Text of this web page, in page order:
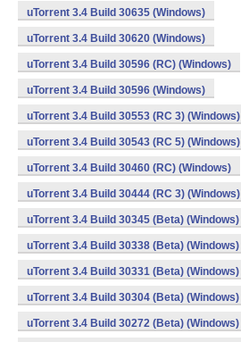
uTorrent 3.4 Build 30635 (Windows)
uTorrent 3.4 Build 30620 (Windows)
uTorrent 3.4 Build 30596 (RC) (Windows)
uTorrent 3.4 Build 30596 (Windows)
uTorrent 3.4 Build 30553 (RC 3) (Windows)
uTorrent 3.4 Build 30543 (RC 5) (Windows)
uTorrent 3.4 Build 30460 (RC) (Windows)
uTorrent 3.4 Build 30444 (RC 3) (Windows)
uTorrent 3.4 Build 30345 (Beta) (Windows)
uTorrent 3.4 Build 30338 (Beta) (Windows)
uTorrent 3.4 Build 30331 (Beta) (Windows)
uTorrent 3.4 Build 30304 (Beta) (Windows)
uTorrent 3.4 Build 30272 (Beta) (Windows)